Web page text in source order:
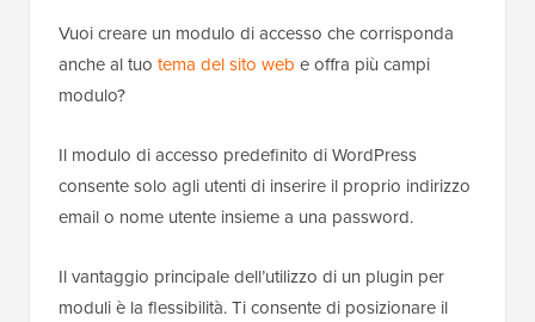
Vuoi creare un modulo di accesso che corrisponda
anche al tuo tema del sito web e offra più campi
modulo?
Il modulo di accesso predefinito di WordPress
consente solo agli utenti di inserire il proprio indirizzo
email o nome utente insieme a una password.
Il vantaggio principale dell’utilizzo di un plugin per
moduli è la flessibilità. Ti consente di posizionare il